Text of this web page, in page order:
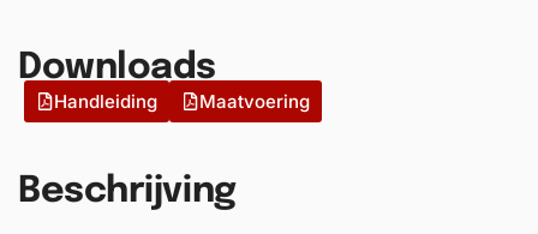
Downloads
Handleiding Maatvoering
Beschrijving